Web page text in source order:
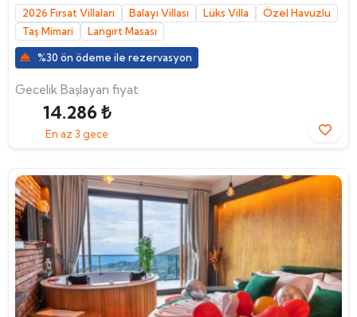
2026 Fırsat Villaları Balayı Villası Lüks Villa
Özel Havuzlu
Taş Mimari
Langırt Masası
%30 ön ödeme ile rezervasyon
Gecelik Başlayan fiyat
14.286 ₺
En az 3 gece